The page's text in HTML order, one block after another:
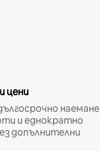
цени
наемане
и еднократно
допълнителни